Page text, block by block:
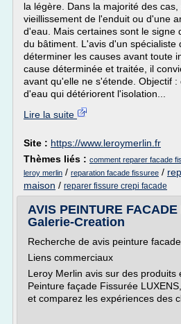
la légère. Dans la majorité des
vieillissement de l'enduit ou d'une
d'eau. Mais certaines sont le signe
du bâtiment. L'avis d'un spécialiste
déterminer les causes avant toute
cause déterminée et traitée, il
avant qu'elle ne s'étende. Objectif
d'eau qui détériorent l'isolation...
Lire la suite
Site : https://www.leroymerlin.fr
Thèmes liés : comment reparer facade
leroy merlin / reparation facade fissuree /
maison / reparer fissure crepi facade
AVIS PEINTURE FACADE
Galerie-Creation
Recherche de avis peinture
Liens commerciaux
Leroy Merlin avis sur des produits
Peinture façade Fissurée
et comparez les expériences des